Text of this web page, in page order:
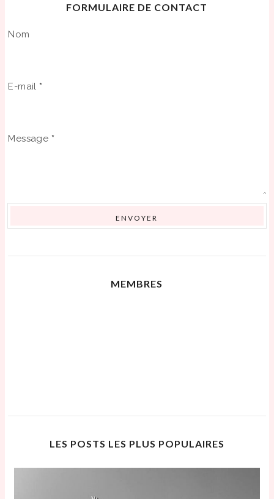
FORMULAIRE DE CONTACT
Nom
E-mail*
Message *
MEMBRES
LES POSTS LES PLUS POPULAIRES